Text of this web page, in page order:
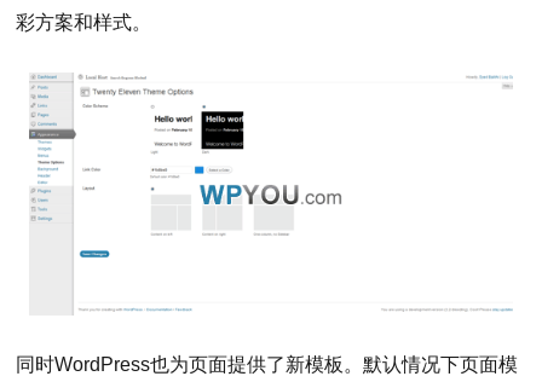
彩方案和样式。
同时WordPress也为页面提供了新模板。默认情况下页面模